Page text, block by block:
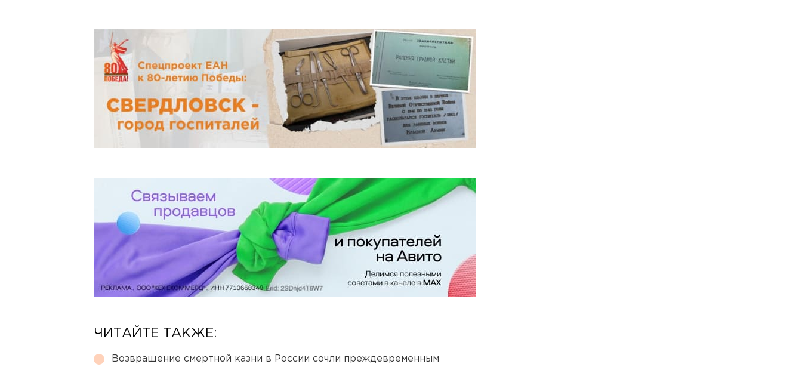
ЧИТАЙТЕ ТАКЖЕ:
Возвращение смертной казни в России сочли преждевременным